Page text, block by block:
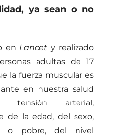
ya sean o no
en Lancet y realizado
adultas de 17
la fuerza muscular es
en nuestra salud
arterial,
de la edad, del sexo,
o pobre, del nivel